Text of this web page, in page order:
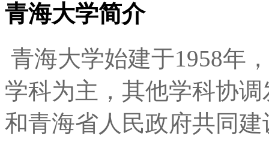
青海大学简介
青海大学始建于1958年
学科为主，其他学科协
和青海省人民政府共同